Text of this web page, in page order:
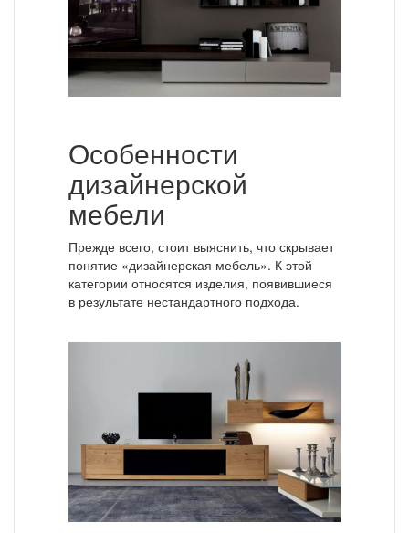
Особенности
дизайнерской
мебели
Прежде всего, стоит выяснить, что скрывает
понятие «дизайнерская мебель». К этой
категории относятся изделия, появившиеся
в результате нестандартного подхода.